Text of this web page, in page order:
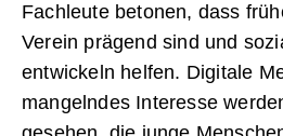
Fachleute betonen, dass
Verein prägend sind und
entwickeln helfen. Digitale
mangelndes Interesse